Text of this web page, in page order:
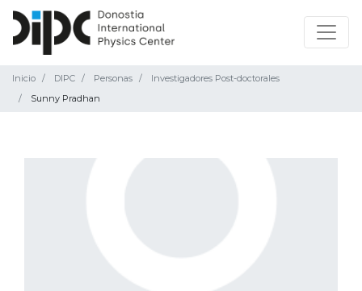
Inicio DIPC Personas
Investigadores Post-doctorales
Sunny Pradhan